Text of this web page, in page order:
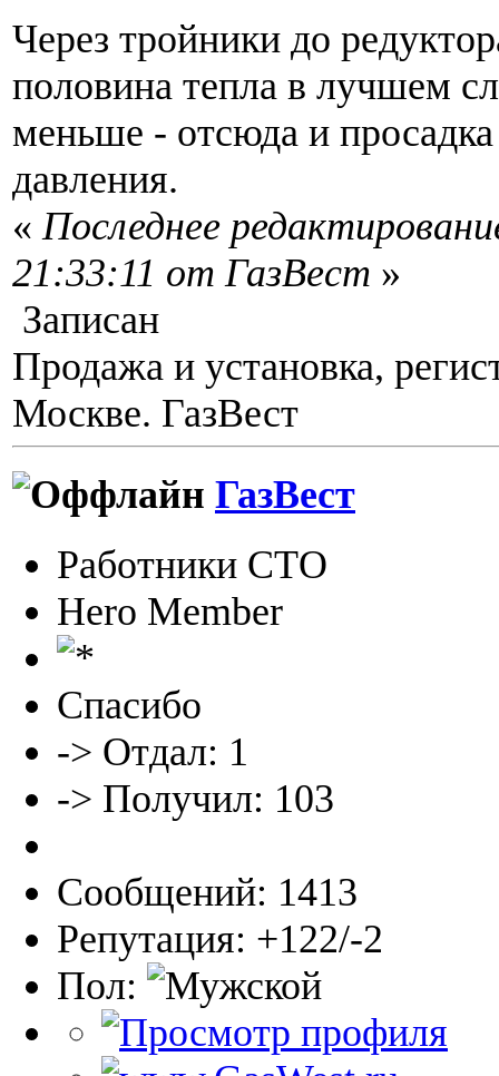
Через тройники до
половина тепла в лучшем
меньше - отсюда и
давления.
« Последнее
21:33:11 от ГазВест »
Записан
Продажа и установка,
Москве. ГазВест
ГазВест
Работники СТО
Hero Member
Спасибо
-> Отдал: 1
-> Получил: 103
Сообщений: 1413
Репутация: +122/-2
Пол: